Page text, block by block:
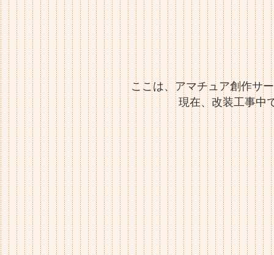
ここは、アマチュア創作サ
現在、改装工事中